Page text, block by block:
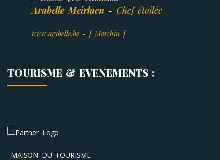
Arabelle Meirlaen - Chef étoilée
www.arabelle.be - [ Marchin ]
TOURISME & EVENEMENTS :
MAISON DU TOURISME